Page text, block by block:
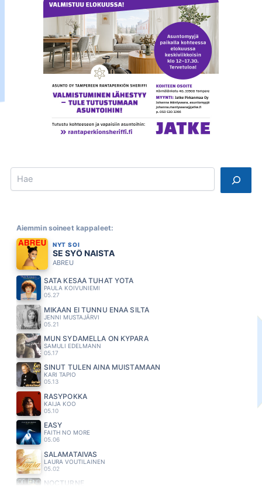
Search
Aiemmin soineet kappaleet:
NYT SOI
SE SYÖ NAISTA
ABREU
SATA KESÄÄ TUHAT YÖTÄ
PAULA KOIVUNIEMI
05.27
MIKÄÄN EI TUNNU ENÄÄ SILTÄ
JENNI MUSTAJÄRVI
05.21
MUN SYDAMELLA ON KYPARA
SAMULI EDELMANN
05.17
SINUT TULEN AINA MUISTAMAAN
KARI TAPIO
05.13
RÄSYPOKKA
KAIJA KOO
05.10
EASY
FAITH NO MORE
05.06
SALAMATAIVAS
LAURA VOUTILAINEN
05.02
NOCTURNE